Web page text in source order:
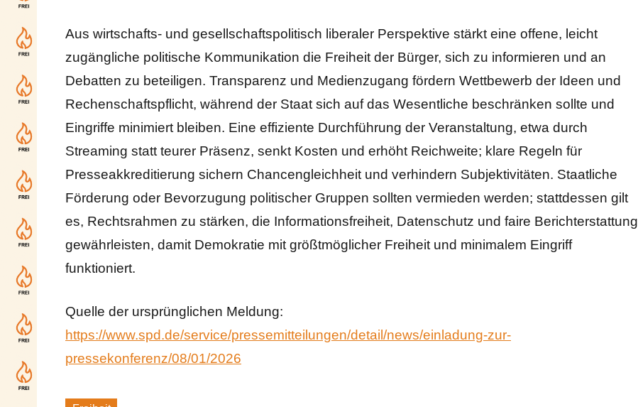
Aus wirtschafts- und gesellschaftspolitisch liberaler Perspektive stärkt eine offene, leicht
zugängliche politische Kommunikation die Freiheit der Bürger, sich zu informieren und an
Debatten zu beteiligen. Transparenz und Medienzugang fördern Wettbewerb der Ideen und
Rechenschaftspflicht, während der Staat sich auf das Wesentliche beschränken sollte und
Eingriffe minimiert bleiben. Eine effiziente Durchführung der Veranstaltung, etwa durch
Streaming statt teurer Präsenz, senkt Kosten und erhöht Reichweite; klare Regeln für
Presseakkreditierung sichern Chancengleichheit und verhindern Subjektivitäten. Staatliche
Förderung oder Bevorzugung politischer Gruppen sollten vermieden werden; stattdessen gilt
es, Rechtsrahmen zu stärken, die Informationsfreiheit, Datenschutz und faire Berichterstattung
gewährleisten, damit Demokratie mit größtmöglicher Freiheit und minimalem Eingriff
funktioniert.
Quelle der ursprünglichen Meldung:
https://www.spd.de/service/pressemitteilungen/detail/news/einladung-zur-
pressekonferenz/08/01/2026